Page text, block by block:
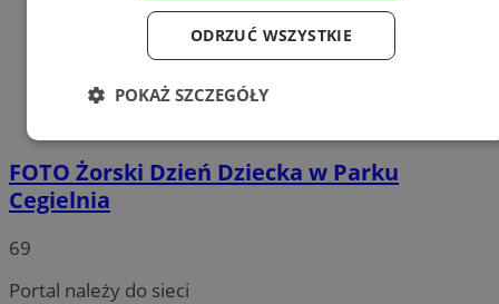
FOTO Żorski Dzień Dziecka w Parku
Cegielnia
69
Portal należy do sieci
ODRZUĆ WSZYSTKIE
POKAŻ SZCZEGÓŁY
Niezbędne Wydajność Targetowanie